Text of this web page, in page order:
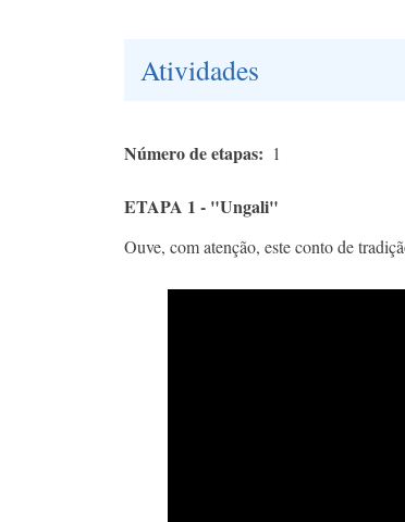
Atividades
Número de etapas 1
ETAPA 1 - "Ungali"
Ouve, com atenção, este conto de